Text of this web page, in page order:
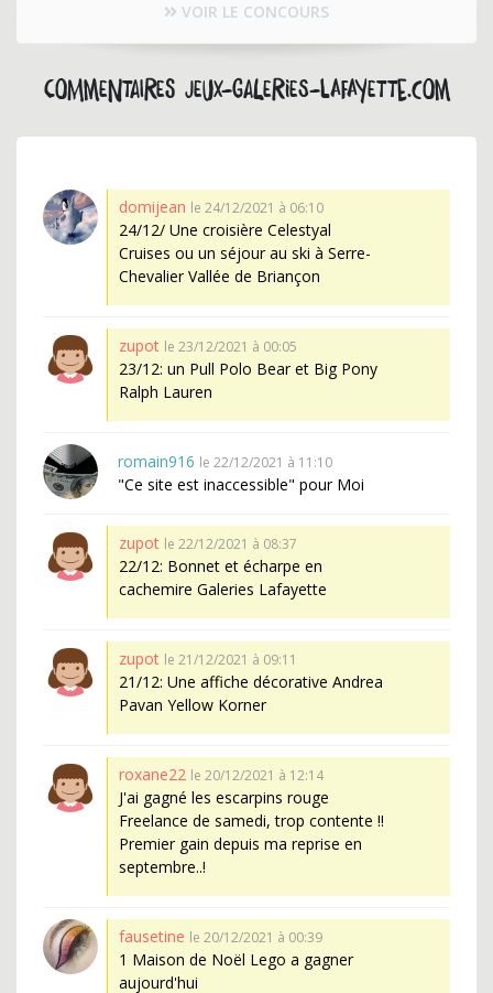
VOIR LE CONCOURS
Commentaires jeux-galeries-lafayette.com
domijean le 24/12/2021 à 06:10
24/12/ Une croisière Celestyal
Cruises ou un séjour au ski à Serre-
Chevalier Vallée de Briançon
zupot le 23/12/2021 à 00:05
23/12: un Pull Polo Bear et Big Pony
Ralph Lauren
romain916 le 22/12/2021 à 11:10
"Ce site est inaccessible" pour Moi
zupot le 22/12/2021 à 08:37
22/12: Bonnet et écharpe en
cachemire Galeries Lafayette
zupot le 21/12/2021 à 09:11
21/12: Une affiche décorative Andrea
Pavan Yellow Korner
roxane22 le 20/12/2021 à 12:14
J'ai gagné les escarpins rouge
Freelance de samedi, trop contente !!
Premier gain depuis ma reprise en
septembre..!
fausetine le 20/12/2021 à 00:39
1 Maison de Noël Lego a gagner
aujourd'hui